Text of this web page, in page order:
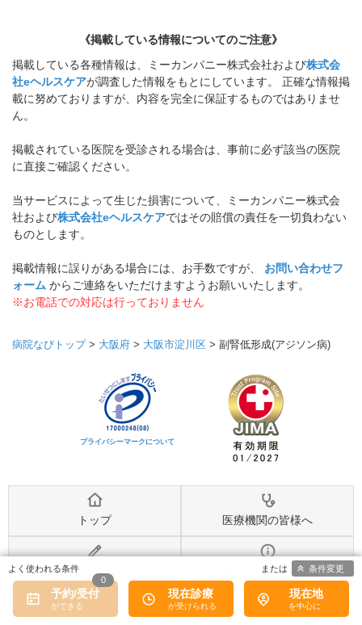
《掲載している情報についてのご注意》
掲載している各種情報は、ミーカンパニー株式会社および株式会
社eヘルスケアが調査した情報をもとにしています。 正確な情報掲
載に努めておりますが、内容を完全に保証するものではありませ
ん。
掲載されている医院を受診される場合は、事前に必ず該当の医院
に直接ご確認ください。
当サービスによって生じた損害について、ミーカンパニー株式会
社および株式会社eヘルスケアではその賠償の責任を一切負わない
ものとします。
掲載情報に誤りがある場合には、お手数ですが、 お問い合わせフ
ォーム からご連絡をいただけますようお願いいたします。
※お電話での対応は行っておりません
病院なびトップ> 大阪府 > 大阪市淀川区 > 副腎低形成(アジソン病)
プライバシーマークについて
トップ 医療機関の皆様へ
MediQA 病院なびについて
病院なび利用規約 個人情報保護方針
予約/受付
0
現在診療 現在地
条件変更